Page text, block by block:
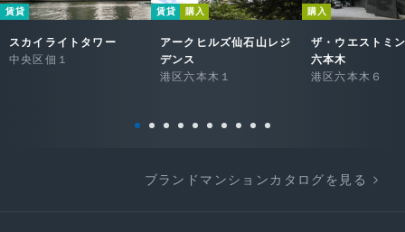
賃貸
スカイライトタワー
中央区佃１
賃貸 購入
アークヒルズ仙石山レジ
デンス
港区六本木１
購入
ザ・ウエストミ
六本木
港区六本木６
ブランドマンションカタログを見る